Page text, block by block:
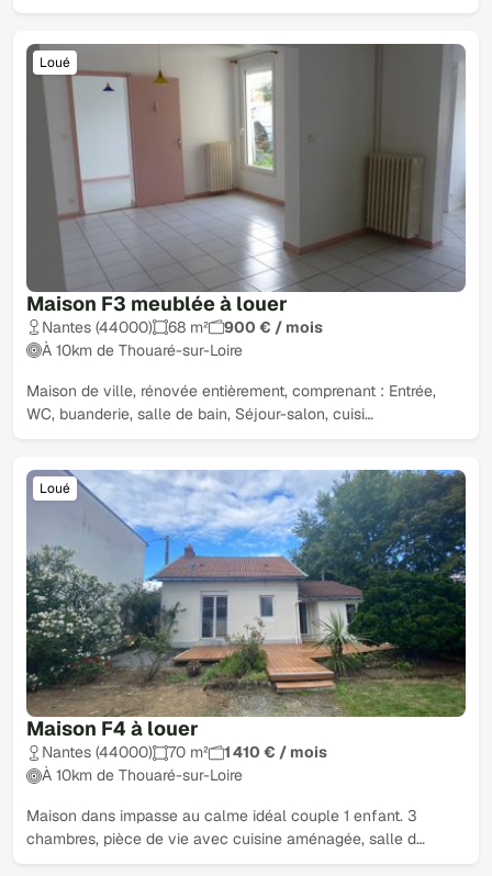
Maison F3 meublée à louer
Loué
Nantes (44000) 68 m²
900 € / mois
À 10km de Thouaré-sur-Loire
Maison de ville, rénovée entièrement, comprenant : Entrée,
WC, buanderie, salle de bain, Séjour-salon, cuisi…
Maison F4 à louer
Loué
Nantes (44000) 70 m²
1 410 € / mois
À 10km de Thouaré-sur-Loire
Maison dans impasse au calme idéal couple 1 enfant. 3
chambres, pièce de vie avec cuisine aménagée, salle d…